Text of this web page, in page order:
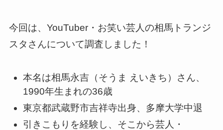
今回は、YouTuber・お笑い芸人の相馬トランジ
スタさんについて調査しました！
本名は相馬永吉（そうま えいきち）さん、
1990年生まれの36歳
東京都武蔵野市吉祥寺出身、多摩大学中退
引きこもりを経験し、そこから芸人・